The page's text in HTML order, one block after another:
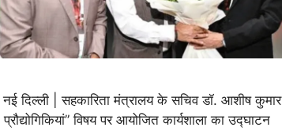
दिल्ली | सहकारिता मंत्रालय के सचिव डॉ. आशीष कुमार
विषय पर आयोजित कार्यशाला का उद्घाटन